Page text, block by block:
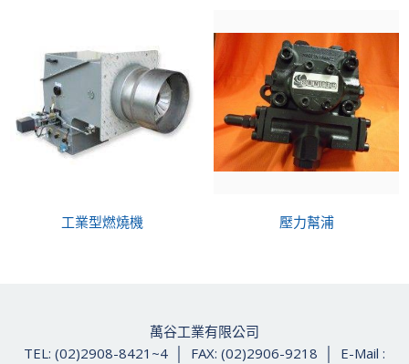
工業型燃燒機 壓力幫浦
萬谷工業有限公司
TEL: (02)2908-8421~4 │ FAX: (02)2906-9218 │ E-Mail :